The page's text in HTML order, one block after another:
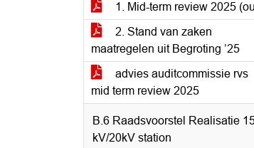
1. Mid-term review 2025
2. Stand van zaken
maatregelen uit Begroting ’25
advies auditcommissie rvs
mid term review 2025
B.6 Raadsvoorstel Realisatie
kV/20kV station